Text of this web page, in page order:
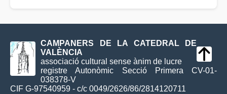
CAMPANERS DE LA CATEDRAL DE
VALÈNCIA
associació cultural sense ànim de lucre
registre Autonòmic Secció Primera CV-01-
038378-V
CIF G-97540959 - c/c 0049/2626/86/2814120711